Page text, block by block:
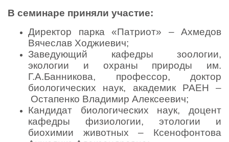
В семинаре приняли участие:
Директор парка «Патриот» – Ахмедов
Вячеслав Ходжиевич;
Заведующий кафедры зоологии,
экологии и охраны природы им.
Г.А.Банникова, профессор, доктор
биологических наук, академик РАЕН –
Остапенко Владимир Алексеевич;
Кандидат биологических наук, доцент
кафедры физиологии, этологии и
биохимии животных – Ксенофонтова